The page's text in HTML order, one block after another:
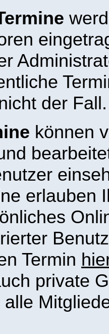
der Fall.
können
erlauben
Termin
private